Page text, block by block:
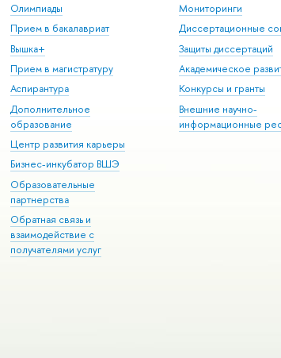
Олимпиады
Прием в бакалавриат
Вышка+
Прием в магистратуру
Аспирантура
Дополнительное
образование
Центр развития карьеры
Бизнес-инкубатор ВШЭ
Образовательные
партнерства
Обратная связь и
взаимодействие с
получателями услуг
Мониторинги
Диссертационные
Защиты диссертаций
Академическое
Конкурсы и гранты
Внешние научно-
информационные